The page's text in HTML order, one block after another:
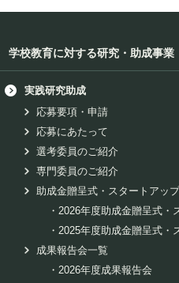
学校教育に対する研究・助成事業
実践研究助成
応募要項・申請
応募にあたって
選考委員のご紹介
専門委員のご紹介
助成金贈呈式・スタートアッ
・ 2026年度助成金贈呈式・
・ 2025年度助成金贈呈式・
成果報告会一覧
・ 2026年度成果報告会